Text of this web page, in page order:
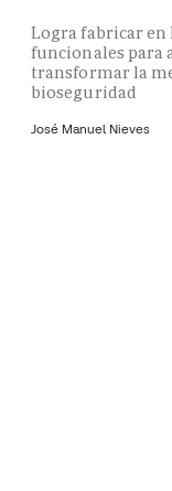
Logra fabricar
funcionales para
transformar la
bioseguridad
José Manuel Nieves